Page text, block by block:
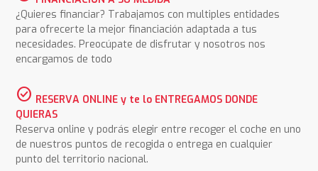
¿Quieres financiar? Trabajamos con multiples entidades
para ofrecerte la mejor financiación adaptada a tus
necesidades. Preocúpate de disfrutar y nosotros nos
encargamos de todo
check_circle RESERVA ONLINE y te lo ENTREGAMOS DONDE
QUIERAS
Reserva online y podrás elegir entre recoger el coche en uno
de nuestros puntos de recogida o entrega en cualquier
punto del territorio nacional.